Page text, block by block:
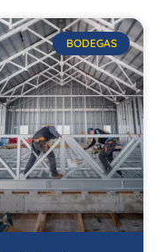
BODEGAS